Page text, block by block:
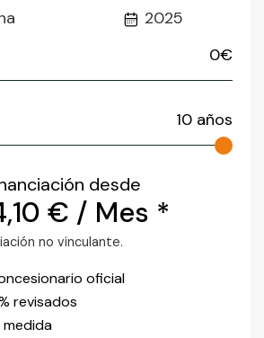
2025
0€
10 años
desde
€ / Mes *
no vinculante.
oficial
revisados
medida